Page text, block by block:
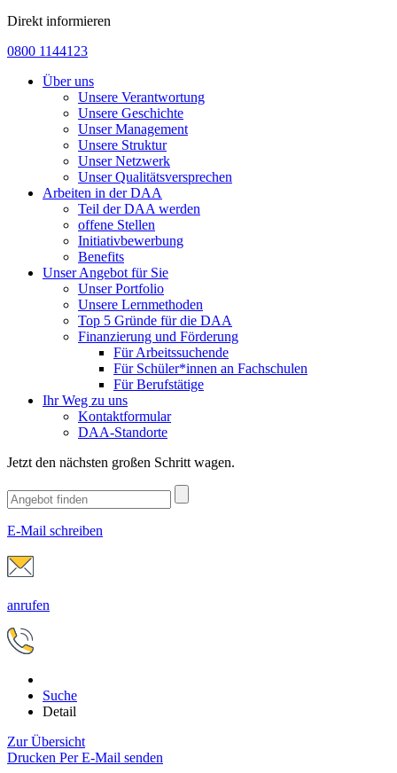
Direkt informieren
0800 1144123
Über uns
Unsere Verantwortung
Unsere Geschichte
Unser Management
Unsere Struktur
Unser Netzwerk
Unser Qualitätsversprechen
Arbeiten in der DAA
Teil der DAA werden
offene Stellen
Initiativbewerbung
Benefits
Unser Angebot für Sie
Unser Portfolio
Unsere Lernmethoden
Top 5 Gründe für die DAA
Finanzierung und Förderung
Für Arbeitssuchende
Für Schüler*innen an Fachschulen
Für Berufstätige
Ihr Weg zu uns
Kontaktformular
DAA-Standorte
Jetzt den nächsten großen Schritt wagen.
E-Mail schreiben
anrufen
Suche
Detail
Zur Übersicht
Drucken Per E-Mail senden